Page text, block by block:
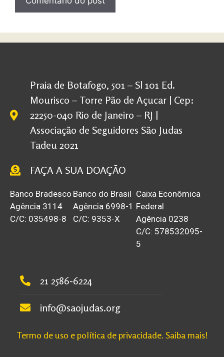
Praia de Botafogo, 501 – Sl 101 Ed.
Mourisco – Torre Pão de Açucar | Cep:
22250-040 Rio de Janeiro – RJ |
Associação de Seguidores São Judas
Tadeu 2021
FAÇA A SUA DOAÇÃO
Banco Bradesco
Agência 3114
C/C: 035498-8
Banco do Brasil
Agência 6998-1
C/C: 9353-X
Caixa Econômica
Federal
Agência 0238
C/C: 578532095-
5
21 2586-6224
info@saojudas.org
Termo de uso e política de privacidade. Saiba mais!